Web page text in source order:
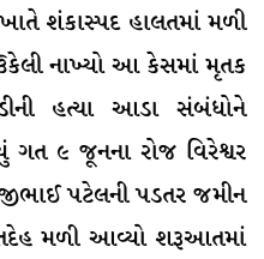
શંકાસ્પદ હાલતમાં મળી
નાખ્યો આ કેસમાં મૃતક
હત્યા આડા સંબંધોને
૯ જૂનના રોજ વિરેશ્વર
પટેલની પડતર જમીન
મળી આવ્યો શરૂઆતમાં